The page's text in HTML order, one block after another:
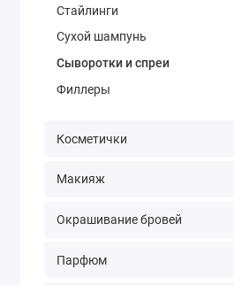
Стайлинги
Сухой шампунь
Сыворотки и спреи
Филлеры
Косметички
Макияж
Окрашивание бровей
Парфюм